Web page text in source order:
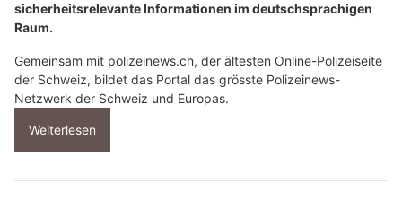
sicherheitsrelevante Informationen im deutschsprachigen
Raum.
Gemeinsam mit polizeinews.ch, der ältesten Online-Polizeiseite
der Schweiz, bildet das Portal das grösste Polizeinews-
Netzwerk der Schweiz und Europas.
Weiterlesen